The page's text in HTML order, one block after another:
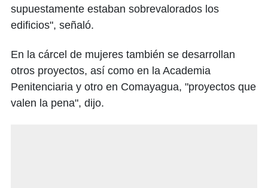
supuestamente estaban sobrevalorados los
edificios", señaló.
En la cárcel de mujeres también se desarrollan
otros proyectos, así como en la Academia
Penitenciaria y otro en Comayagua, "proyectos que
valen la pena", dijo.